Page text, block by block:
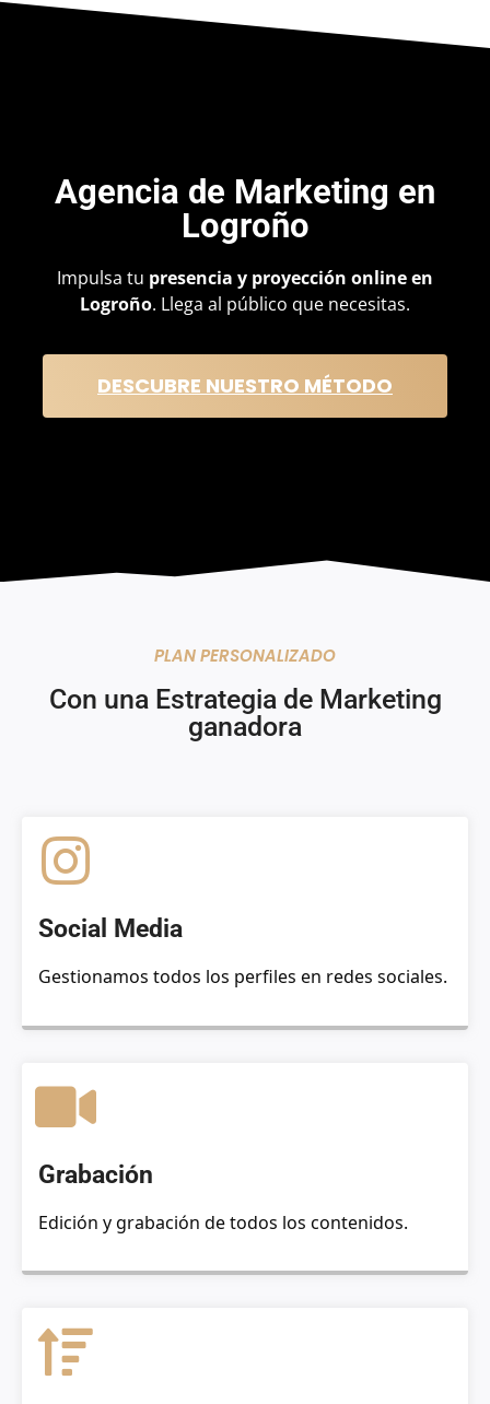
Agencia de Marketing en
Logroño
Impulsa tu presencia y proyección online en
Logroño. Llega al público que necesitas.
DESCUBRE NUESTRO MÉTODO
PLAN PERSONALIZADO
Con una Estrategia de Marketing
ganadora
Social Media
Gestionamos todos los perfiles en redes sociales.
Grabación
Edición y grabación de todos los contenidos.